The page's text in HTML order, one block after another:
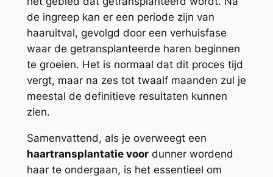
de ingreep kan er een periode zijn van
haaruitval, gevolgd door een verhuisfase
waar de getransplanteerde haren beginnen
te groeien. Het is normaal dat dit proces tijd
vergt, maar na zes tot twaalf maanden zul je
meestal de definitieve resultaten kunnen
zien.
Samenvattend, als je overweegt een
haartransplantatie voordunner wordend
haar te ondergaan, is het essentieel om